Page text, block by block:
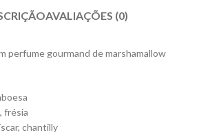
AVALIAÇÕES (0)
perfume gourmand de marshamallow
frésia
chantilly